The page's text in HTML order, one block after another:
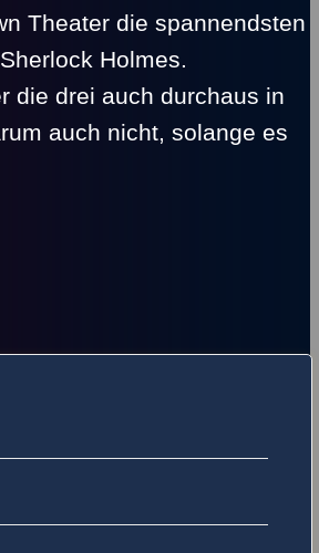
Theater die spannendsten
Holmes.
die drei auch durchaus in
auch nicht, solange es